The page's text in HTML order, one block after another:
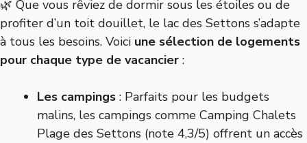
🌿 Que vous rêviez de dormir sous les étoiles ou de
profiter d’un toit douillet, le lac des Settons s’adapte
à tous les besoins. Voici une sélection de logements
pour chaque type de vacancier :
Les campings : Parfaits pour les budgets
malins, les campings comme Camping Chalets
Plage des Settons (note 4,3/5) offrent un accès